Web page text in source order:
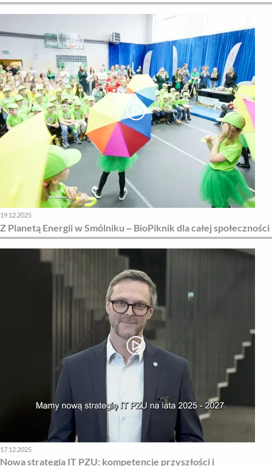
19.12.2025
Z Planetą Energii w Smólniku – BioPiknik dla całej społeczności
17.12.2025
Nowa strategia IT PZU: kompetencje przyszłości i